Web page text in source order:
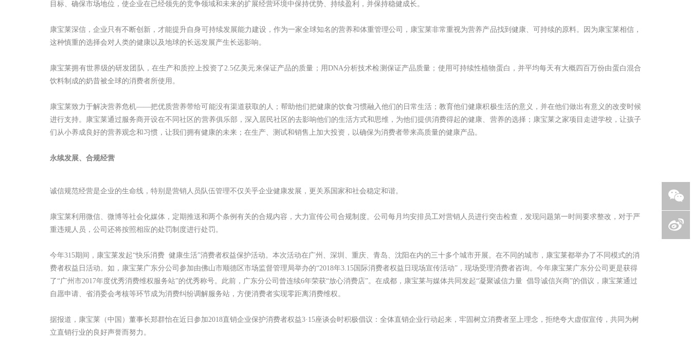
目标、确保市场地位，使企业在已经领先的竞争领域和未来的扩展经营环境中保持优势、持续盈利，并保持稳健成长。
康宝莱深信，企业只有不断创新，才能提升自身可持续发展能力建设，作为一家全球知名的营养和体重管理公司，康宝莱非常重视为营养产品找到健康、可持续的原料。因为康宝莱相信，
这种慎重的选择会对人类的健康以及地球的长远发展产生长远影响。
康宝莱拥有世界级的研发团队，在生产和质控上投资了2.5亿美元来保证产品的质量；用DNA分析技术检测保证产品质量；使用可持续性植物蛋白，并平均每天有大概四百万份由蛋白混合
饮料制成的奶昔被全球的消费者所使用。
康宝莱致力于解决营养危机——把优质营养带给可能没有渠道获取的人；帮助他们把健康的饮食习惯融入他们的日常生活；教育他们健康积极生活的意义，并在他们做出有意义的改变时候
进行支持。康宝莱通过服务商开设在不同社区的营养俱乐部，深入居民社区的去影响他们的生活方式和思维，为他们提供消费得起的健康、营养的选择；康宝莱之家项目走进学校，让孩子
们从小养成良好的营养观念和习惯，让我们拥有健康的未来；在生产、测试和销售上加大投资，以确保为消费者带来高质量的健康产品。
永续发展、合规经营
诚信规范经营是企业的生命线，特别是营销人员队伍管理不仅关乎企业健康发展，更关系国家和社会稳定和谐。
康宝莱利用微信、微博等社会化媒体，定期推送和两个条例有关的合规内容，大力宣传公司合规制度。公司每月均安排员工对营销人员进行突击检查，发现问题第一时间要求整改，对于严
重违规人员，公司还将按照相应的处罚制度进行处罚。
今年315期间，康宝莱发起“快乐消费 健康生活”消费者权益保护活动。本次活动在广州、深圳、重庆、青岛、沈阳在内的三十多个城市开展。在不同的城市，康宝莱都举办了不同模式的消
费者权益日活动。如，康宝莱广东分公司参加由佛山市顺德区市场监督管理局举办的“2018年3.15国际消费者权益日现场宣传活动”，现场受理消费者咨询。今年康宝莱广东分公司更是获得
了“广州市2017年度优秀消费维权服务站”的优秀称号。此前，广东分公司曾连续6年荣获“放心消费店”。在成都，康宝莱与媒体共同发起“凝聚诚信力量 倡导诚信兴商”的倡议，康宝莱通过
自愿申请、省消委会考核等环节成为消费纠纷调解服务站，方便消费者实现零距离消费维权。
据报道，康宝莱（中国）董事长郑群怡在近日参加2018直销企业保护消费者权益3·15座谈会时积极倡议：全体直销企业行动起来，牢固树立消费者至上理念，拒绝夸大虚假宣传，共同为树
立直销行业的良好声誉而努力。